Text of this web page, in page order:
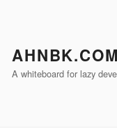
AHNBK.COM
A whiteboard for lazy